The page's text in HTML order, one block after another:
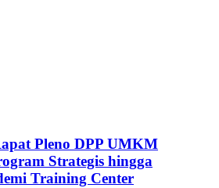
Pleno DPP UMKM
Strategis hingga
Training Center